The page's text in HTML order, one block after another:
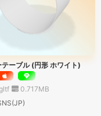
テーブル (円形 ホワイト)
0.717MB